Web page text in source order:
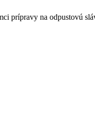
prípravy na odpustovú